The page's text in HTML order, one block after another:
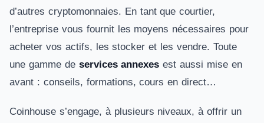
d’autres cryptomonnaies. En tant que courtier,
l’entreprise vous fournit les moyens nécessaires pour
acheter vos actifs, les stocker et les vendre. Toute
une gamme de services annexes est aussi mise en
avant : conseils, formations, cours en direct…
Coinhouse s’engage, à plusieurs niveaux, à offrir un